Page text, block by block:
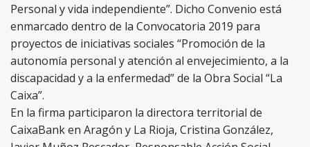
Personal y vida independiente”. Dicho Convenio está
enmarcado dentro de la Convocatoria 2019 para
proyectos de iniciativas sociales “Promoción de la
autonomía personal y atención al envejecimiento, a la
discapacidad y a la enfermedad” de la Obra Social “La
Caixa”.
En la firma participaron la directora territorial de
CaixaBank en Aragón y La Rioja, Cristina González,